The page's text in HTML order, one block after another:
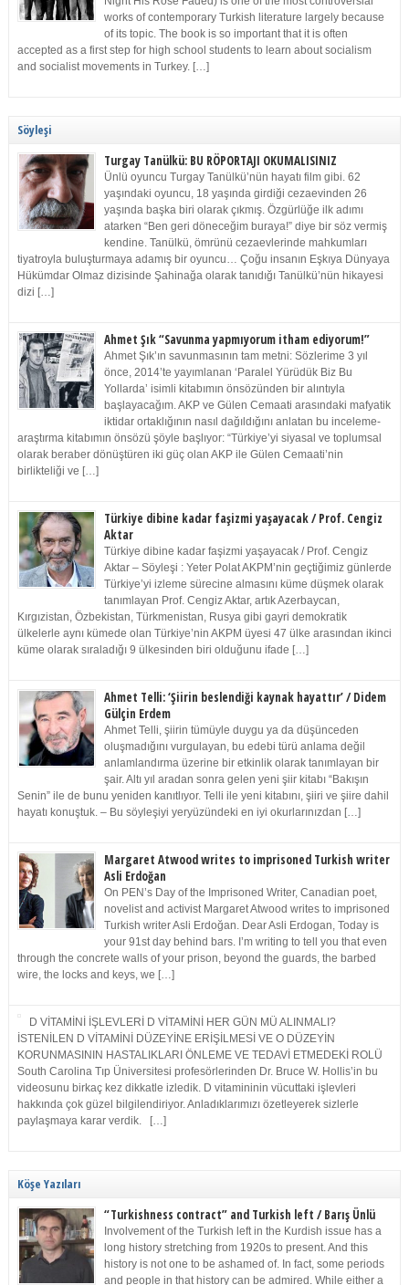
works of contemporary Turkish literature largely because
of its topic. The book is so important that it is often
accepted as a first step for high school students to learn about socialism
and socialist movements in Turkey. […]
Söyleşi
Turgay Tanülkü: BU RÖPORTAJI OKUMALISINIZ
Ünlü oyuncu Turgay Tanülkü’nün hayatı film gibi. 62
yaşındaki oyuncu, 18 yaşında girdiği cezaevinden 26
yaşında başka biri olarak çıkmış. Özgürlüğe ilk adımı
atarken “Ben geri döneceğim buraya!” diye bir söz vermiş
kendine. Tanülkü, ömrünü cezaevlerinde mahkumları
tiyatroyla buluşturmaya adamış bir oyuncu… Çoğu insanın Eşkıya Dünyaya
Hükümdar Olmaz dizisinde Şahinağa olarak tanıdığı Tanülkü’nün hikayesi
dizi […]
Ahmet Şık “Savunma yapmıyorum itham ediyorum!”
Ahmet Şık’ın savunmasının tam metni: Sözlerime 3 yıl
önce, 2014’te yayımlanan ‘Paralel Yürüdük Biz Bu
Yollarda’ isimli kitabımın önsözünden bir alıntıyla
başlayacağım. AKP ve Gülen Cemaati arasındaki mafyatik
iktidar ortaklığının nasıl dağıldığını anlatan bu inceleme-
araştırma kitabımın önsözü şöyle başlıyor: “Türkiye’yi siyasal ve toplumsal
olarak beraber dönüştüren iki güç olan AKP ile Gülen Cemaati’nin
birlikteliği ve […]
Türkiye dibine kadar faşizmi yaşayacak / Prof. Cengiz
Aktar
Türkiye dibine kadar faşizmi yaşayacak / Prof. Cengiz
Aktar – Söyleşi : Yeter Polat AKPM’nin geçtiğimiz günlerde
Türkiye’yi izleme sürecine almasını küme düşmek olarak
tanımlayan Prof. Cengiz Aktar, artık Azerbaycan,
Kırgızistan, Özbekistan, Türkmenistan, Rusya gibi gayri demokratik
ülkelerle aynı kümede olan Türkiye’nin AKPM üyesi 47 ülke arasından ikinci
küme olarak sıraladığı 9 ülkesinden biri olduğunu ifade […]
Ahmet Telli: ‘Şiirin beslendiği kaynak hayattır’ / Didem
Gülçin Erdem
Ahmet Telli, şiirin tümüyle duygu ya da düşünceden
oluşmadığını vurgulayan, bu edebi türü anlama değil
anlamlandırma üzerine bir etkinlik olarak tanımlayan bir
şair. Altı yıl aradan sonra gelen yeni şiir kitabı “Bakışın
Senin” ile de bunu yeniden kanıtlıyor. Telli ile yeni kitabını, şiiri ve şiire dahil
hayatı konuştuk. – Bu söyleşiyi yeryüzündeki en iyi okurlarınızdan […]
Margaret Atwood writes to imprisoned Turkish writer
Asli Erdoğan
On PEN’s Day of the Imprisoned Writer, Canadian poet,
novelist and activist Margaret Atwood writes to imprisoned
Turkish writer Asli Erdoğan. Dear Asli Erdogan, Today is
your 91st day behind bars. I’m writing to tell you that even
through the concrete walls of your prison, beyond the guards, the barbed
wire, the locks and keys, we […]
D VİTAMİNİ İŞLEVLERİ D VİTAMİNİ HER GÜN MÜ ALINMALI?
İSTENİLEN D VİTAMİNİ DÜZEYİNE ERİŞİLMESİ VE O DÜZEYİN
KORUNMASININ HASTALIKLARI ÖNLEME VE TEDAVİ ETMEDEKİ ROLÜ
South Carolina Tıp Üniversitesi profesörlerinden Dr. Bruce W. Hollis’in bu
videosunu birkaç kez dikkatle izledik. D vitamininin vücuttaki işlevleri
hakkında çok güzel bilgilendiriyor. Anladıklarımızı özetleyerek sizlerle
paylaşmaya karar verdik. […]
Köşe Yazıları
“Turkishness contract” and Turkish left / Barış Ünlü
Involvement of the Turkish left in the Kurdish issue has a
long history stretching from 1920s to present. And this
history is not one to be ashamed of. In fact, some periods
and people in that history can be admired. While either a